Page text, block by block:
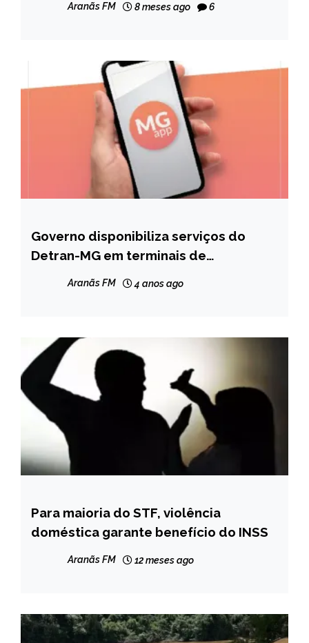
Aranãs FM 8 meses ago 6
MINAS
GERAIS
NOTÍCIAS
Governo disponibiliza serviços do
Detran-MG em terminais de
Aranãs FM 4 anos ago
BRASIL
NOTÍCIAS
Para maioria do STF, violência
doméstica garante benefício do INSS
Aranãs FM 12 meses ago